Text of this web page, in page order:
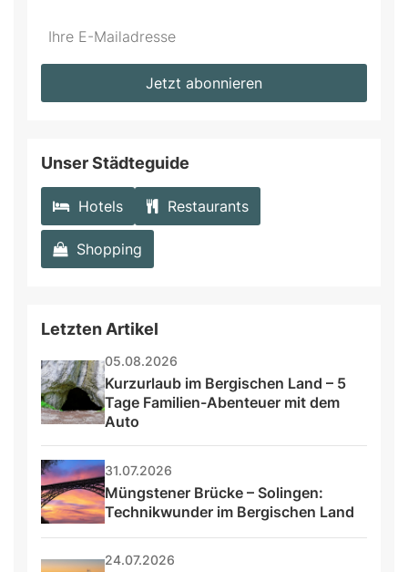
Do
*Ihre
Jetzt abonnieren
Unser Städteguide
Hotels Restaurants
Shopping
Letzten Artikel
05.08.2026
Kurzurlaub im Bergischen Land – 5
Tage Familien-Abenteuer mit dem
Auto
31.07.2026
Müngstener Brücke – Solingen:
Technikwunder im Bergischen Land
24.07.2026